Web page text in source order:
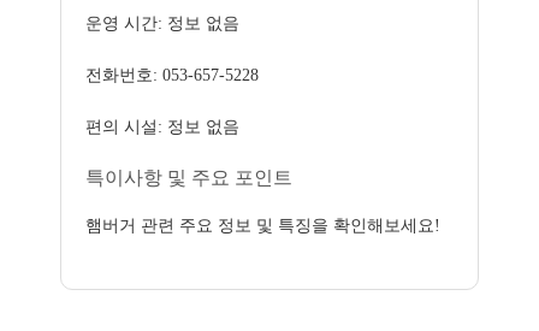
운영 시간: 정보 없음
전화번호: 053-657-5228
편의 시설: 정보 없음
특이사항 및 주요 포인트
햄버거 관련 주요 정보 및 특징을 확인해보세요!